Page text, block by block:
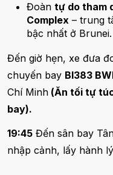
Đoàn tự do tham
Complex – trung
bậc nhất ở Brunei.
Đến giờ hẹn, xe đưa
chuyến bay BI383
Chí Minh (Ăn tối tự
bay).
19:45 Đến sân bay
nhập cảnh, lấy hành